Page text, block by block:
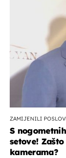
ZAMIJENILI
S
setove!
kamerama?